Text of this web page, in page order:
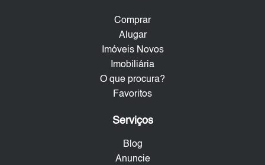
Comprar
Alugar
Imóveis Novos
Imobiliária
O que procura?
Favoritos
Serviços
Blog
Anuncie